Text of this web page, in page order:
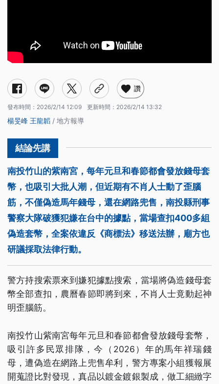
讚
發布時間： 2026/2/14 12:09 更新時間： 2026/2/14 13:32
楊旻峰 王龍韜 / 地方報導
南投竹山的紫南宮，每年元旦和春節都會發放錢母套
幣，也吸引大批人潮，但近期有不肖人士動了歪腦
筋，不僅偽造馬年錢母，還在網路兜售，南投縣刑事
警察大隊破獲犯嫌在台中的據點，當場查扣400多組
偽造套幣，全案依違反《商標法》移送法辦，廟方也
研議採取法律行動。
警方持搜索票來到嫌犯據點搜索，當場將偽造錢母套
幣全部查扣，農曆春節即將到來，不肖人士竟動起神
明歪腦筋。
南投竹山紫南宮每年元旦和春節都會發放錢母套幣，
吸引許多民眾排隊，今（2026）年的馬年祥瑞錢
母，遭偽造在網路上兜售牟利，警方專案小組獲報展
開蒐證比對發現，真品以鍍金鍍銀製成，做工細緻字